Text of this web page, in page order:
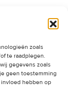
zoals
te raadplegen.
gegevens zoals
geen toestemming
hebben op
bel ons
vragen wij